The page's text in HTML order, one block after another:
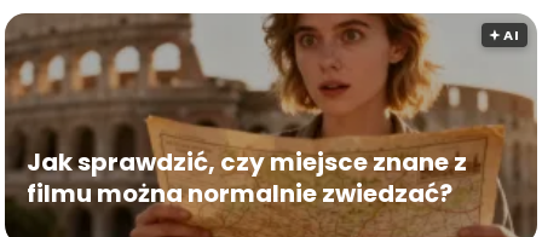
🟅 AI
Jak sprawdzić, czy miejsce znane z
filmu można normalnie zwiedzać?